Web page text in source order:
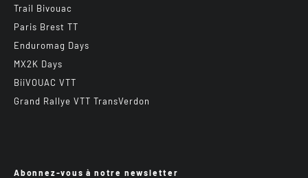
Trail Bivouac
Paris Brest TT
Enduromag Days
MX2K Days
BiiVOUAC VTT
Grand Rallye VTT TransVerdon
Abonnez-vous à notre newsletter